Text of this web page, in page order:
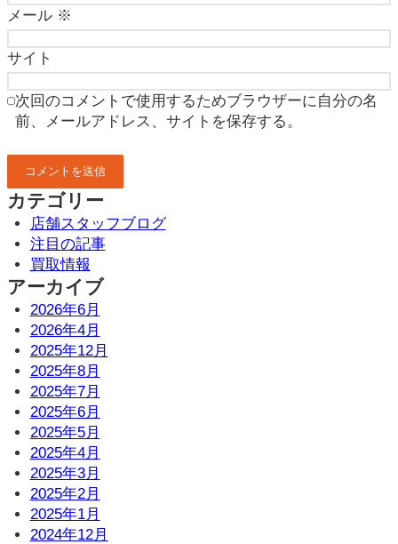
メール ※
サイト
次回のコメントで使用するためブラウザーに自分の名
前、メールアドレス、サイトを保存する。
カテゴリー
店舗スタッフブログ
注目の記事
買取情報
アーカイブ
2026年6月
2026年4月
2025年12月
2025年8月
2025年7月
2025年6月
2025年5月
2025年4月
2025年3月
2025年2月
2025年1月
2024年12月